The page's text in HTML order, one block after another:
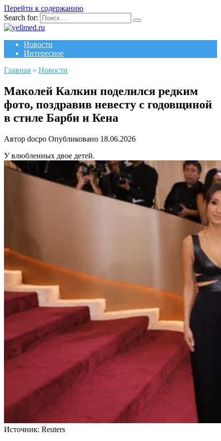
Перейти к содержанию
Search for:
Новости
Интересное
Главная » Новости
Маколей Калкин поделился редким
фото, поздравив невесту с годовщиной
в стиле Барби и Кена
Автор docpo Опубликовано 18.06.2026
У влюбленных двое детей.
Источник: Reuters